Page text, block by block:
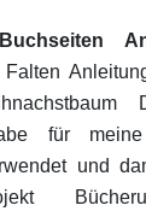
für meine
und